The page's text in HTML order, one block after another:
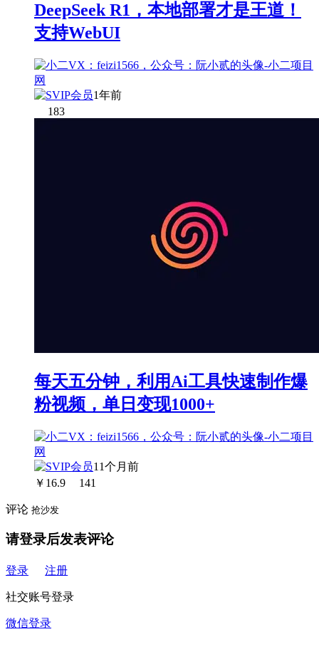
DeepSeek R1，本地部署才是王道！
支持WebUI
1年前
183
每天五分钟，利用Ai工具快速制作爆
粉视频，单日变现1000+
11个月前
￥ 16.9 141
评论 抢沙发
请登录后发表评论
登录 注册
社交账号登录
微信登录